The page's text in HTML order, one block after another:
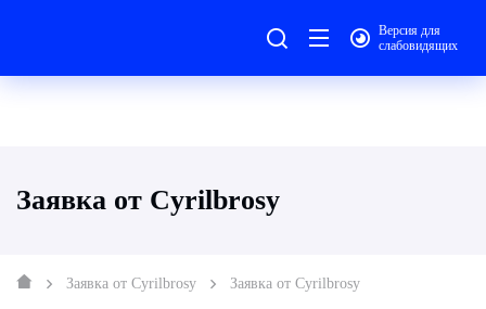
Версия для
слабовидящих
Заявка от Cyrilbrosy
Заявка от Cyrilbrosy Заявка от Cyrilbrosy